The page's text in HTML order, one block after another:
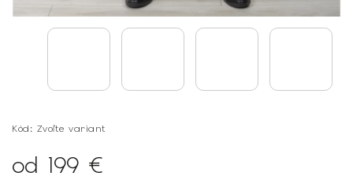
Kód: Zvoľte variant
od 199 €